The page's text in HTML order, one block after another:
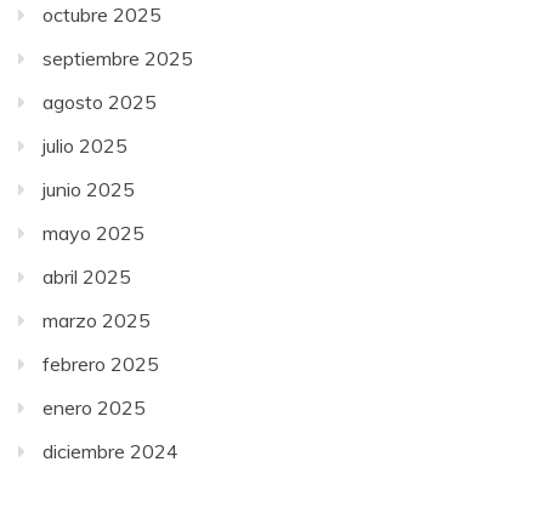
octubre 2025
septiembre 2025
agosto 2025
julio 2025
junio 2025
mayo 2025
abril 2025
marzo 2025
febrero 2025
enero 2025
diciembre 2024